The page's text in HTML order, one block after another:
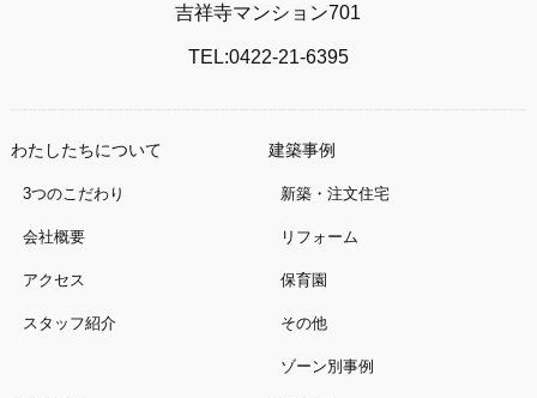
吉祥寺マンション701
TEL:0422-21-6395
わたしたちについて
3つのこだわり
会社概要
アクセス
スタッフ紹介
建築事例
新築・注文住宅
リフォーム
保育園
その他
ゾーン別事例